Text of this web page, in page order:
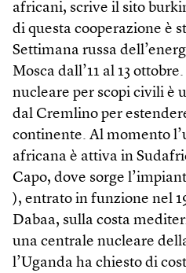
africani, scrive il sito
di questa cooperazione è
Settimana russa
Mosca dall’11 al 13
nucleare per scopi civili è
dal Cremlino per
continente. Al momento
africana è attiva in
Capo, dove sorge
), entrato in funzione nel
Dabaa, sulla costa
una centrale nucleare
l’Uganda ha chiesto di